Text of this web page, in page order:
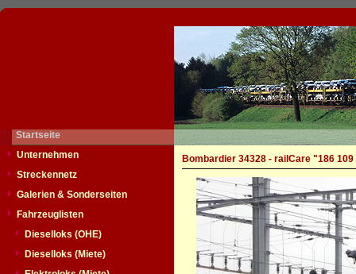
Startseite
Unternehmen
Streckennetz
Galerien & Sonderseiten
Fahrzeuglisten
Dieselloks (OHE)
Dieselloks (Miete)
Bombardier 34328 - railCare "186 109